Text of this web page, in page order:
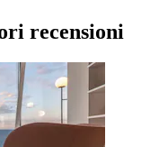
recensioni